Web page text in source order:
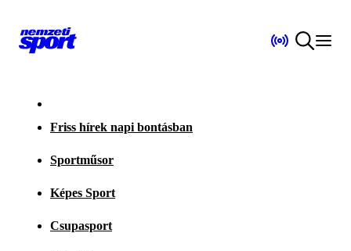
Friss hírek napi bontásban
Sportműsor
Képes Sport
Csupasport